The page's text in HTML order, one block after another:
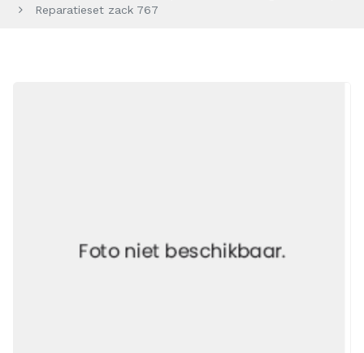
Reparatieset zack 767